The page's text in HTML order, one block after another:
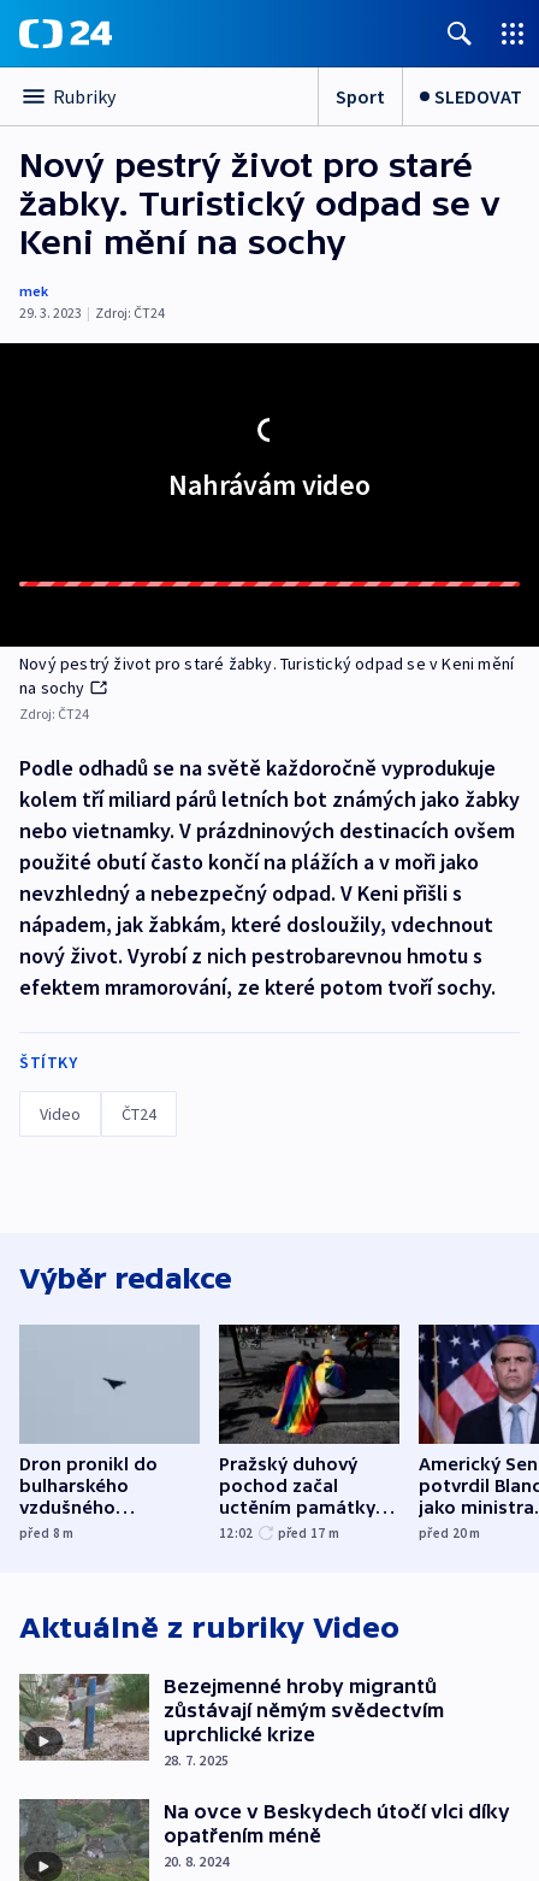
Rubriky Sport SLEDOVAT
Nový pestrý život pro staré
žabky. Turistický odpad se v
Keni mění na sochy
mek
29. 3. 2023 | Zdroj: ČT24
Nahrávám video
Nový pestrý život pro staré žabky. Turistický odpad se v Keni mění
na sochy
Zdroj: ČT24
Podle odhadů se na světě každoročně vyprodukuje
kolem tří miliard párů letních bot známých jako žabky
nebo vietnamky. V prázdninových destinacích ovšem
použité obutí často končí na plážích a v moři jako
nevzhledný a nebezpečný odpad. V Keni přišli s
nápadem, jak žabkám, které dosloužily, vdechnout
nový život. Vyrobí z nich pestrobarevnou hmotu s
efektem mramorování, ze které potom tvoří sochy.
ŠTÍTKY
Video ČT24
Výběr redakce
Dron pronikl do
bulharského
vzdušného
prostoru,
před 8m
Pražský duhový
pochod začal
uctěním památky
obětí berlínského
12:02 před 17 m
Americký
potvrdil
jako ministra
před 20m
Aktuálně z rubriky Video
Bezejmenné hroby migrantů
zůstávají němým svědectvím
uprchlické krize
28. 7. 2025
Na ovce v Beskydech útočí vlci díky
opatřením méně
20. 8. 2024